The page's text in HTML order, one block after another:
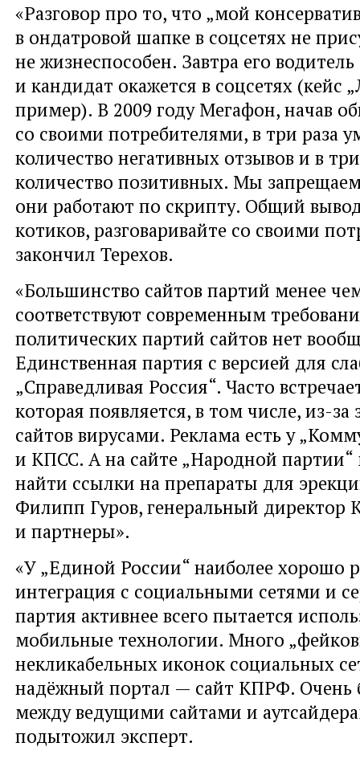
«Разговор про то, что „мой
в ондатровой шапке в соцсетях не
не жизнеспособен. Завтра его водитель
и кандидат окажется в соцсетях (кейс
пример). В 2009 году Мегафон, начав
со своими потребителями, в три раза
количество негативных отзывов и в
количество позитивных. Мы
они работают по скрипту. Общий
котиков, разговаривайте со своими
закончил Терехов.
«Большинство сайтов партий менее
соответствуют современным
политических партий сайтов нет
Единственная партия с версией для
„Справедливая Россия“. Часто
которая появляется, в том числе, из-за
сайтов вирусами. Реклама есть у „
и КПСС. А на сайте „Народной партии“
найти ссылки на препараты для
Филипп Гуров, генеральный директор
и партнеры».
«У „Единой России“ наиболее хорошо
интеграция с социальными сетями и
партия активнее всего пытается
мобильные технологии. Много
некликабельных иконок социальных
надёжный портал — сайт КПРФ. Очень
между ведущими сайтами и
подытожил эксперт.